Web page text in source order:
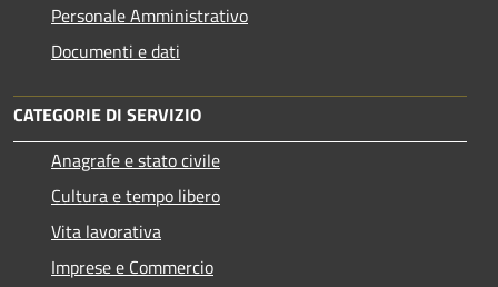
Personale Amministrativo
Documenti e dati
CATEGORIE DI SERVIZIO
Anagrafe e stato civile
Cultura e tempo libero
Vita lavorativa
Imprese e Commercio